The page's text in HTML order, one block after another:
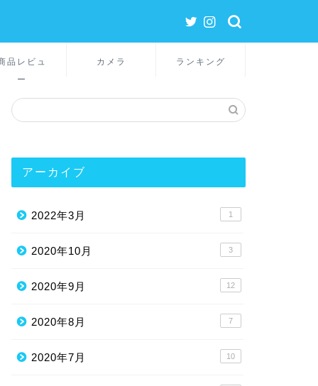
品レビュ
ー
カメラ ランキング
アーカイブ
2022年3月 1
2020年10月 3
2020年9月 12
2020年8月 7
2020年7月 10